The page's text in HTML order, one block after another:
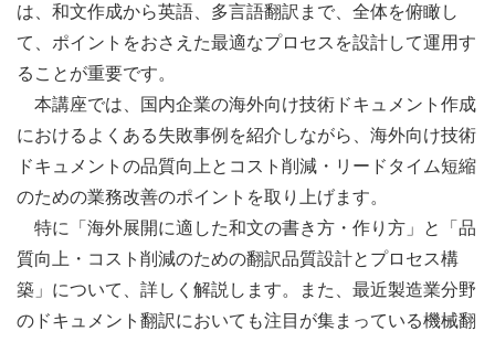
は、和文作成から英語、多言語翻訳まで、全体を俯瞰し
て、ポイントをおさえた最適なプロセスを設計して運用す
ることが重要です。
本講座では、国内企業の海外向け技術ドキュメント作成
におけるよくある失敗事例を紹介しながら、海外向け技術
ドキュメントの品質向上とコスト削減・リードタイム短縮
のための業務改善のポイントを取り上げます。
特に「海外展開に適した和文の書き方・作り方」と「品
質向上・コスト削減のための翻訳品質設計とプロセス構
築」について、詳しく解説します。また、最近製造業分野
のドキュメント翻訳においても注目が集まっている機械翻